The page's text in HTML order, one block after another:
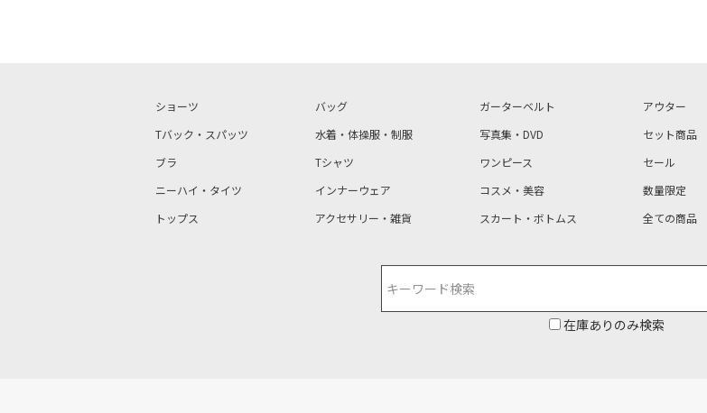
ショーツ
Tバック・スパッツ
ブラ
ニーハイ・タイツ
トップス
バッグ
水着・体操服・制服
Tシャツ
インナーウェア
アクセサリー・雑貨
ガーターベルト
写真集・DVD
ワンピース
コスメ・美容
スカート・ボトムス
アウター
セット商品
セール
数量限定
全ての商品
在庫ありのみ検索